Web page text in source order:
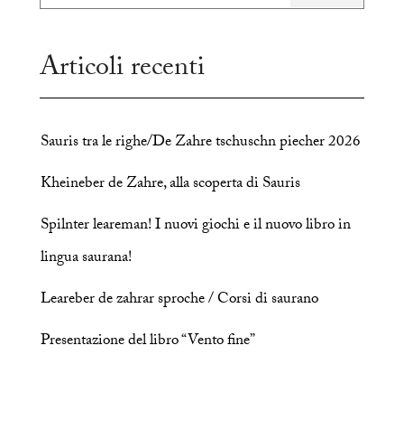
Articoli recenti
Sauris tra le righe/De Zahre tschuschn piecher 2026
Kheineber de Zahre, alla scoperta di Sauris
Spilnter leareman! I nuovi giochi e il nuovo libro in
lingua saurana!
Leareber de zahrar sproche / Corsi di saurano
Presentazione del libro “Vento fine”